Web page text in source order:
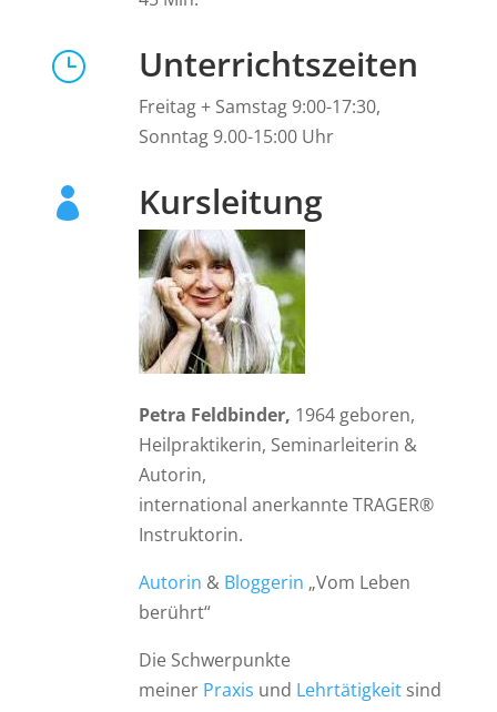
} Unterrichtszeiten
Freitag + Samstag 9:00-17:30,
Sonntag 9.00-15:00 Uhr
 Kursleitung
Petra Feldbinder, 1964 geboren,
Heilpraktikerin, Seminarleiterin &
Autorin,
international anerkannte TRAGER®
Instruktorin.
Autorin & Bloggerin „Vom Leben
berührt“
Die Schwerpunkte
meiner Praxis und Lehrtätigkeitsind